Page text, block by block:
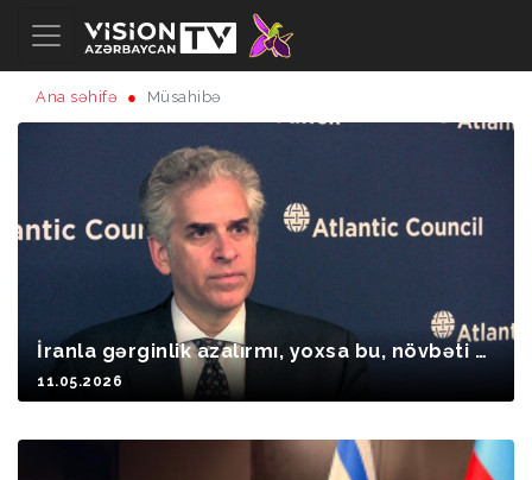
Ana səhifə Müsahibə
İranla gərginlik azalırmı, yoxsa bu, növbəti m
ərhələdən öncə taktiki fasilədir?
11.05.2026